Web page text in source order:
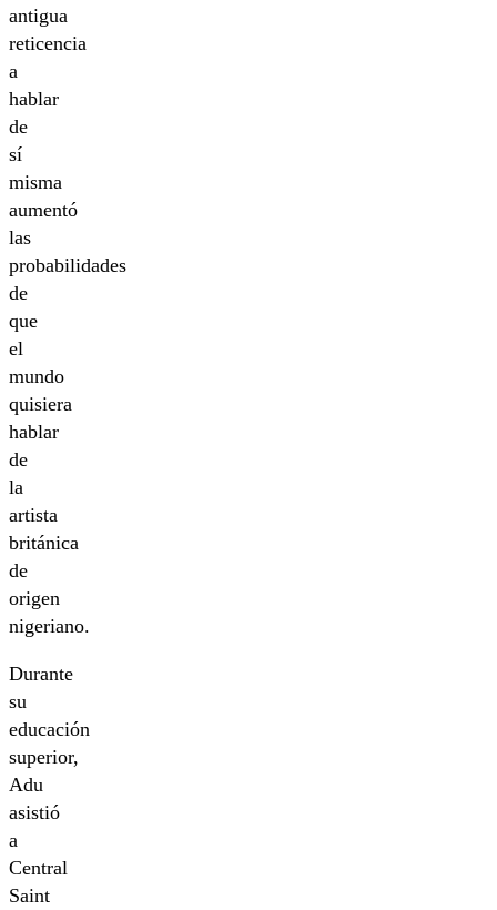
antigua
reticencia
a
hablar
de
sí
misma
aumentó
las
probabilidades
de
que
el
mundo
quisiera
hablar
de
la
artista
británica
de
origen
nigeriano.
Durante
su
educación
superior,
Adu
asistió
a
Central
Saint